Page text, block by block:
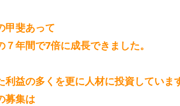
甲斐あって
７年間で7倍に成長できました。
利益の多くを更に人材に投資していま
募集は